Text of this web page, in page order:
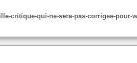
critique-qui-ne-sera-pas-corrigee-pour-